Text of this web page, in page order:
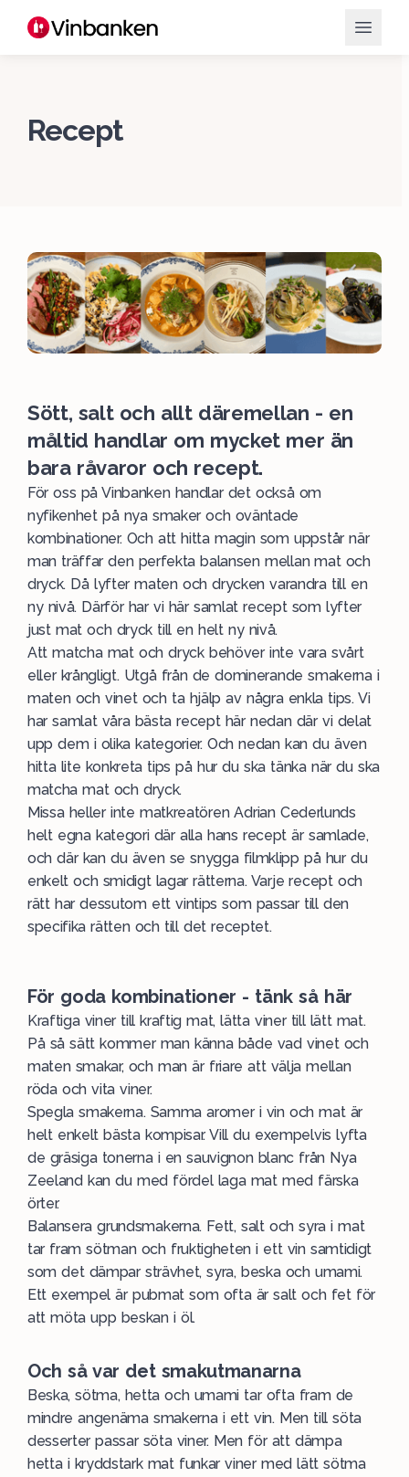
Recept
Sött, salt och allt däremellan - en
måltid handlar om mycket mer än
bara råvaror och recept.
För oss på Vinbanken handlar det också om
nyfikenhet på nya smaker och oväntade
kombinationer. Och att hitta magin som uppstår när
man träffar den perfekta balansen mellan mat och
dryck. Då lyfter maten och drycken varandra till en
ny nivå. Därför har vi här samlat recept som lyfter
just mat och dryck till en helt ny nivå.
Att matcha mat och dryck behöver inte vara svårt
eller krångligt. Utgå från de dominerande smakerna i
maten och vinet och ta hjälp av några enkla tips. Vi
har samlat våra bästa recept här nedan där vi delat
upp dem i olika kategorier. Och nedan kan du även
hitta lite konkreta tips på hur du ska tänka när du ska
matcha mat och dryck.
Missa heller inte matkreatören Adrian Cederlunds
helt egna kategori där alla hans recept är samlade,
och där kan du även se snygga filmklipp på hur du
enkelt och smidigt lagar rätterna. Varje recept och
rätt har dessutom ett vintips som passar till den
specifika rätten och till det receptet.
För goda kombinationer - tänk så här
Kraftiga viner till kraftig mat, lätta viner till lätt mat.
På så sätt kommer man känna både vad vinet och
maten smakar, och man är friare att välja mellan
röda och vita viner.
Spegla smakerna. Samma aromer i vin och mat är
helt enkelt bästa kompisar. Vill du exempelvis lyfta
de gräsiga tonerna i en sauvignon blanc från Nya
Zeeland kan du med fördel laga mat med färska
örter.
Balansera grundsmakerna. Fett, salt och syra i mat
tar fram sötman och fruktigheten i ett vin samtidigt
som det dämpar strävhet, syra, beska och umami.
Ett exempel är pubmat som ofta är salt och fet för
att möta upp beskan i öl.
Och så var det smakutmanarna
Beska, sötma, hetta och umami tar ofta fram de
mindre angenäma smakerna i ett vin. Men till söta
desserter passar söta viner. Men för att dämpa
hetta i kryddstark mat funkar viner med lätt sötma